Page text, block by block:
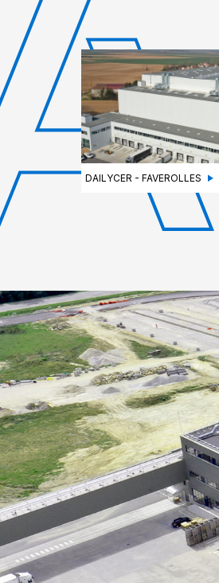
DAILYCER - FAVEROLLES